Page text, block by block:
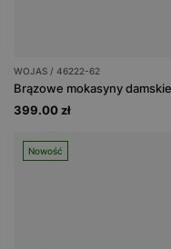
WOJAS / 46222-62
399.00 zł
Nowość